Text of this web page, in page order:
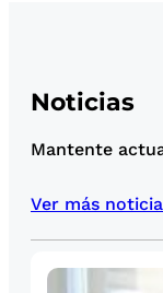
Noticias
Mantente
Ver más